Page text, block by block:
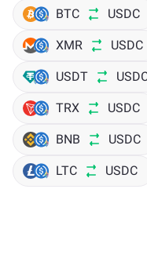
BTC USDC
XMR USDC
USDT
TRX USDC
BNB USDC
LTC USDC